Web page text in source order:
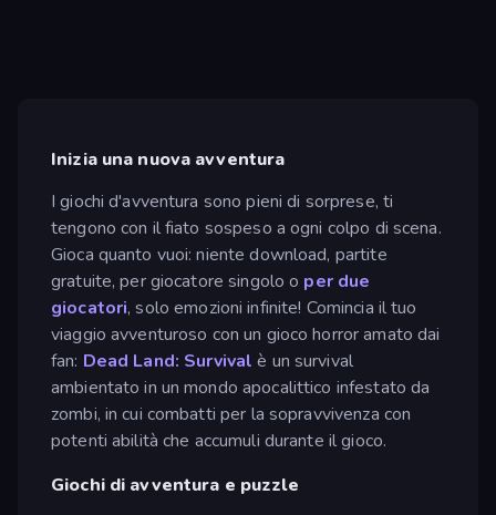
Inizia una nuova avventura
I giochi d'avventura sono pieni di sorprese, ti
tengono con il fiato sospeso a ogni colpo di scena.
Gioca quanto vuoi: niente download, partite
gratuite, per giocatore singolo o per due
giocatori, solo emozioni infinite! Comincia il tuo
viaggio avventuroso con un gioco horror amato dai
fan: Dead Land: Survival è un survival
ambientato in un mondo apocalittico infestato da
zombi, in cui combatti per la sopravvivenza con
potenti abilità che accumuli durante il gioco.
Giochi di avventura e puzzle